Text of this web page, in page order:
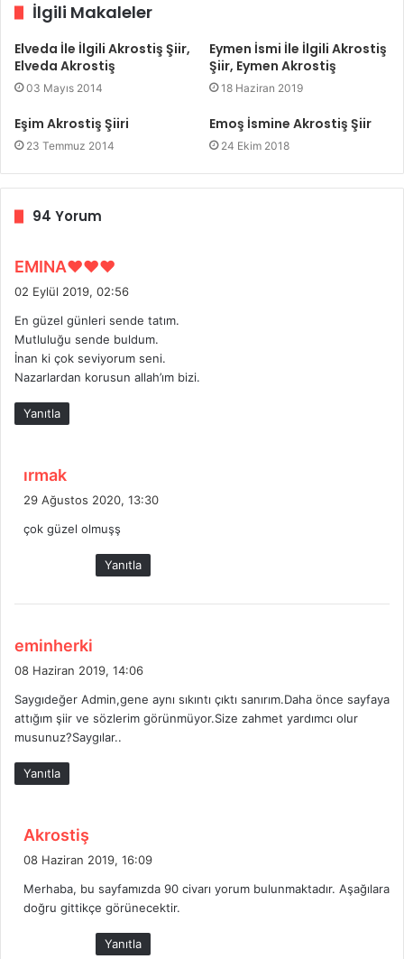
İlgili Makaleler
Elveda İle İlgili Akrostiş Şiir,
Elveda Akrostiş
03 Mayıs 2014
Eymen İsmi İle İlgili Akrostiş
Şiir, Eymen Akrostiş
18 Haziran 2019
Eşim Akrostiş Şiiri
23 Temmuz 2014
Emoş İsmine Akrostiş Şiir
24 Ekim 2018
94 Yorum
EMINA❤❤❤
e
i
k
02 Eylül 2019, 02:56
En güzel günleri sende tatım.
Mutluluğu sende buldum.
İnan ki çok seviyorum seni.
Nazarlardan korusun allah’ım bizi.
Yanıtla
ırmak
i
29 Ağustos 2020, 13:30
çok güzel olmuşş
Yanıtla
eminherki
e
i
k
i
08 Haziran 2019, 14:06
Saygıdeğer Admin,gene aynı sıkıntı çıktı sanırım.Daha önce sayfaya
attığım şiir ve sözlerim görünmüyor.Size zahmet yardımcı olur
musunuz?Saygılar..
Yanıtla
Akrostiş
e
i
k
08 Haziran 2019, 16:09
Merhaba, bu sayfamızda 90 civarı yorum bulunmaktadır. Aşağılara
doğru gittikçe görünecektir.
Yanıtla